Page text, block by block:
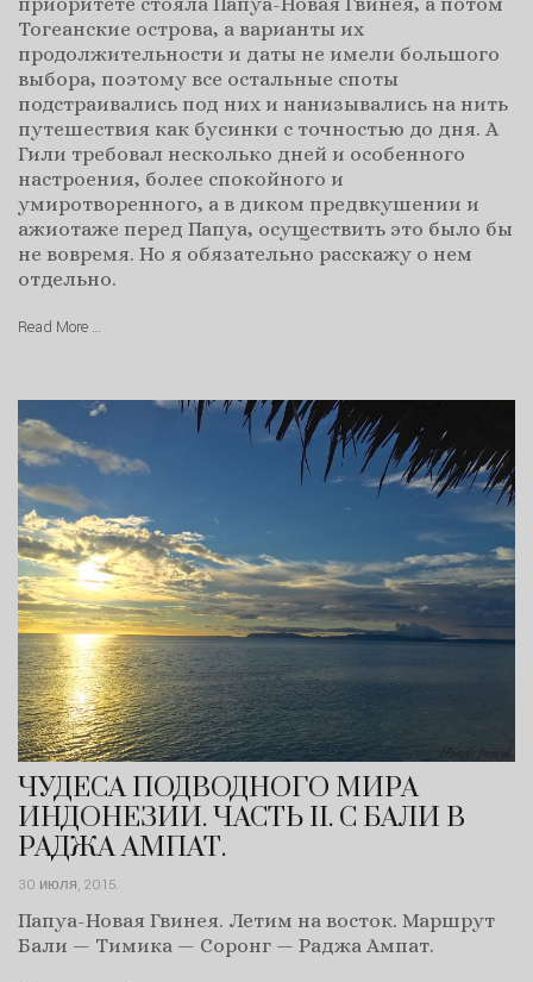
приоритете стояла Папуа-Новая Гвинея, а потом
Тогеанские острова, а варианты их
продолжительности и даты не имели большого
выбора, поэтому все остальные споты
подстраивались под них и нанизывались на нить
путешествия как бусинки с точностью до дня. А
Гили требовал несколько дней и особенного
настроения, более спокойного и
умиротворенного, а в диком предвкушении и
ажиотаже перед Папуа, осуществить это было бы
не вовремя. Но я обязательно расскажу о нем
отдельно.
Read More …
ЧУДЕСА ПОДВОДНОГО МИРА
ИНДОНЕЗИИ. ЧАСТЬ II. С БАЛИ В
РАДЖА АМПАТ.
30 июля, 2015.
Папуа-Новая Гвинея. Летим на восток. Маршрут
Бали — Тимика — Соронг — Раджа Ампат.